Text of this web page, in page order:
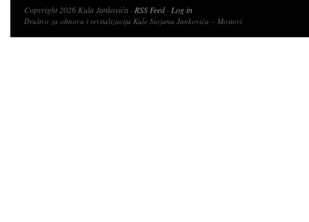
Copyright 2026 Kula Jankovića · RSS Feed· Log in
Društvo za obnovu i revitalizaciju Kule Stojana Jankovića – Mostovi